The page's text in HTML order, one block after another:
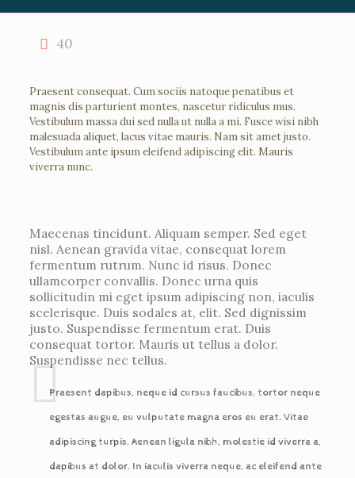
40
Praesent consequat. Cum sociis natoque penatibus et
magnis dis parturient montes, nascetur ridiculus mus.
Vestibulum massa dui sed nulla ut nulla a mi. Fusce wisi nibh
malesuada aliquet, lacus vitae mauris. Nam sit amet justo.
Vestibulum ante ipsum eleifend adipiscing elit. Mauris
viverra nunc.
Maecenas tincidunt. Aliquam semper. Sed eget
nisl. Aenean gravida vitae, consequat lorem
fermentum rutrum. Nunc id risus. Donec
ullamcorper convallis. Donec urna quis
sollicitudin mi eget ipsum adipiscing non, iaculis
scelerisque. Duis sodales at, elit. Sed dignissim
justo. Suspendisse fermentum erat. Duis
consequat tortor. Mauris ut tellus a dolor.
Suspendisse nec tellus.
Praesent dapibus, neque id cursus faucibus, tortor neque
egestas augue, eu vulputate magna eros eu erat. Vitae
adipiscing turpis. Aenean ligula nibh, molestie id viverra a,
dapibus at dolor. In iaculis viverra neque, ac eleifend ante